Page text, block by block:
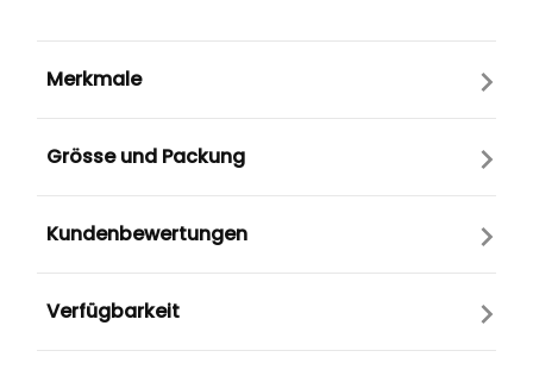
Merkmale
Grösse und Packung
Kundenbewertungen
Verfügbarkeit